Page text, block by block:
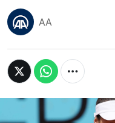
AA